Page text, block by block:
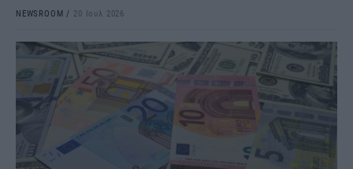
NEWSROOM / 20 Ιουλ 2026